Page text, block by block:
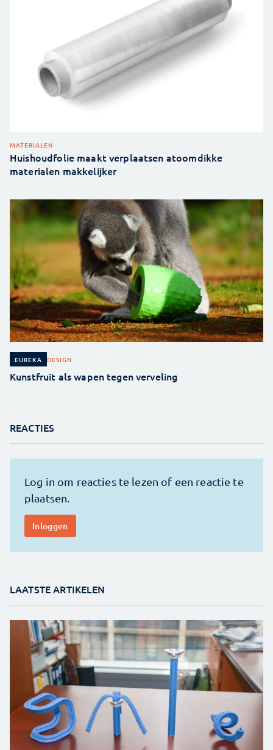
MATERIALEN
Huishoudfolie maakt verplaatsen atoomdikke
materialen makkelijker
EUREKA DESIGN
Kunstfruit als wapen tegen verveling
REACTIES
LAATSTE ARTIKELEN